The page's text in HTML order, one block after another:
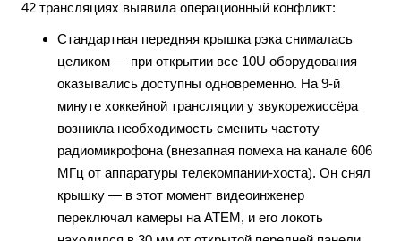
42 трансляциях выявила операционный конфликт:
Стандартная передняя крышка рэка снималась
целиком — при открытии все 10U оборудования
оказывались доступны одновременно. На 9-й
минуте хоккейной трансляции у звукорежиссёра
возникла необходимость сменить частоту
радиомикрофона (внезапная помеха на канале 606
МГц от аппаратуры телекомпании-хоста). Он снял
крышку — в этот момент видеоинженер
переключал камеры на ATEM, и его локоть